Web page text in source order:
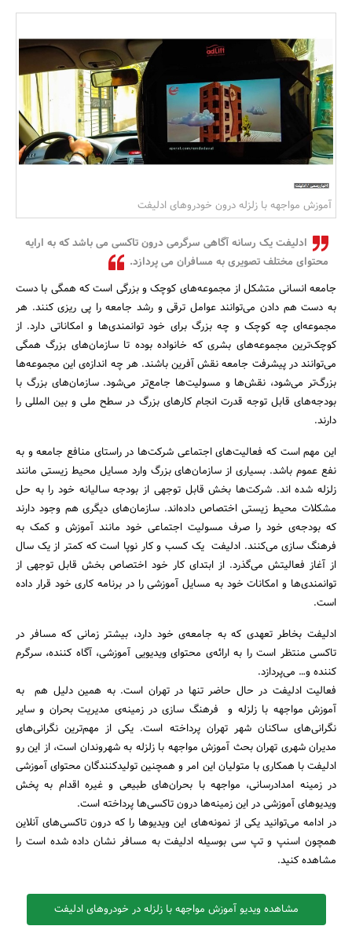
مسکن و ساختمان
جستجو
آموزش مواجهه با زلزله درون خودروهای ادلیفت
ادلیفت یک رسانه آگاهی سرگرمی درون تاکسی می باشد که به ارایه
محتوای مختلف تصویری به مسافران می پردازد.
جامعه انسانی متشکل از مجموعه‌های کوچک و بزرگی است که همگی با دست
به دست هم دادن می‌توانند عوامل ترقی و رشد جامعه را پی ریزی کنند. هر
مجموعه‌ای چه کوچک و چه بزرگ برای خود توانمندی‌ها و امکاناتی دارد. از
کوچک‌ترین مجموعه‌های بشری که خانواده بوده تا سازمان‌های بزرگ همگی
می‌توانند در پیشرفت جامعه نقش آفرین باشند. هر چه اندازه‌ی این مجموعه‌ها
بزرگ‌تر می‌شود، نقش‌ها و مسولیت‌ها جامع‌تر می‌شود. سازمان‌های بزرگ با
بودجه‌های قابل توجه قدرت انجام کارهای بزرگ در سطح ملی و بین المللی را
دارند.
این مهم است که فعالیت‌های اجتماعی شرکت‌ها در راستای منافع جامعه و به
نفع عموم باشد. بسیاری از سازمان‌های بزرگ وارد مسایل محیط زیستی مانند
زلزله شده اند. شرکت‌ها بخش قابل توجهی از بودجه سالیانه خود را به حل
مشکلات محیط زیستی اختصاص داده‌اند. سازمان‌های دیگری هم وجود دارند
که بودجه‌ی خود را صرف مسولیت اجتماعی خود مانند آموزش و کمک به
فرهنگ سازی می‌کنند. ادلیفت یک کسب و کار نوپا است که کمتر از یک سال
از آغاز فعالیتش می‌گذرد. از ابتدای کار خود اختصاص بخش قابل توجهی از
توانمندی‌ها و امکانات خود به مسایل آموزشی را در برنامه کاری خود قرار داده
است.
ادلیفت بخاطر تعهدی که به جامعه‌ی خود دارد، بیشتر زمانی که مسافر در
تاکسی منتظر است را به ارائه‌ی محتوای ویدیویی آموزشی، آگاه کننده، سرگرم
کننده و… می‌پردازد.
فعالیت ادلیفت در حال حاضر تنها در تهران است. به همین دلیل هم به
آموزش مواجهه با زلزله و فرهنگ سازی در زمینه‌ی مدیریت بحران و سایر
نگرانی‌های ساکنان شهر تهران پرداخته است. یکی از مهم‌ترین نگرانی‌های
مدیران شهری تهران بحث آموزش مواجهه با زلزله به شهروندان است، از این رو
ادلیفت با همکاری با متولیان این امر و همچنین تولیدکنندگان محتوای آموزشی
در زمینه امدادرسانی، مواجهه با بحران‌های طبیعی و غیره اقدام به پخش
ویدیوهای آموزشی در این زمینه‌ها درون تاکسی‌ها پرداخته است.
در ادامه می‌توانید یکی از نمونه‌های این ویدیوها را که درون تاکسی‌های آنلاین
همچون اسنپ و تپ سی بوسیله ادلیفت به مسافر نشان داده شده است را
مشاهده کنید.
مشاهده ویدیو آموزش مواجهه با زلزله در خودروهای ادلیفت